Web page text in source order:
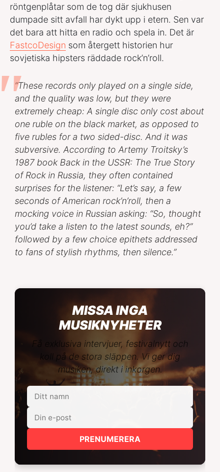
röntgenplåtar som de tog där sjukhusen
dumpade sitt avfall har dykt upp i etern. Sen var
det bara att hitta en radio och spela in. Det är
FastcoDesign som återgett historien hur
sovjetiska hipsters räddade rock’n’roll.
”These records only played on a single side,
and the quality was low, but they were
extremely cheap: A single disc only cost about
one ruble on the black market, as opposed to
five rubles for a two sided-disc. And it was
subversive. According to Artemy Troitsky’s
1987 book Back in the USSR: The True Story
of Rock in Russia, they often contained
surprises for the listener: “Let’s say, a few
seconds of American rock’n’roll, then a
mocking voice in Russian asking: “So, thought
you’d take a listen to the latest sounds, eh?”
followed by a few choice epithets addressed
to fans of stylish rhythms, then silence.”
MISSA INGA
MUSIKNYHETER
Få exklusiva intervjuer, festivalnytt och
koll på de stora släppen. Vi ger dig
musiken, direkt i inkorgen.
PRENUMERERA